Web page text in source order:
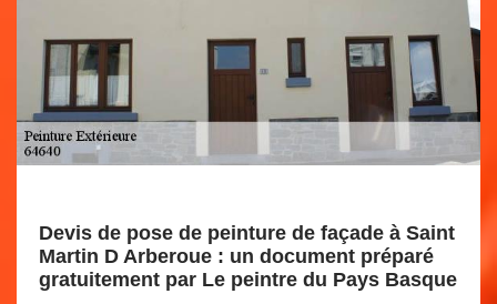
Devis de pose de peinture de façade à Saint
Martin D Arberoue : un document préparé
gratuitement par Le peintre du Pays Basque